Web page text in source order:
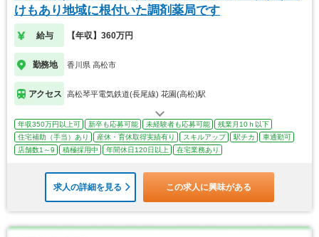
けもあり地域に根付いた調剤薬局です
給与 【年収】360万円
勤務地 香川県 高松市
アクセス 高松琴平電気鉄道(長尾線) 花園(高松)駅
年収350万円以上可 新卒も応募可能 未経験者も応募可能
残業月10ｈ以下
住宅補助（手当）あり
産休・育休取得実績有り スキルアップ 駅チカ
車通勤可
店舗数1～9
積極採用中 年間休日120日以上 在宅業務あり
求人の詳細を見る この求人に興味がある